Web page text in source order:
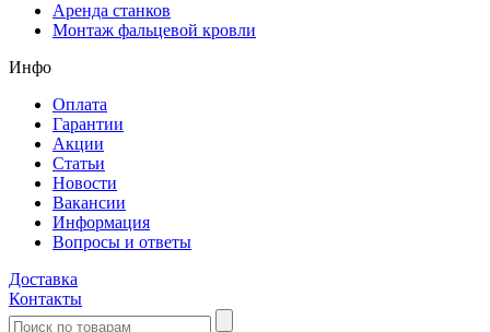
Аренда станков
Монтаж фальцевой кровли
Инфо
Оплата
Гарантии
Акции
Статьи
Новости
Вакансии
Информация
Вопросы и ответы
Доставка
Контакты